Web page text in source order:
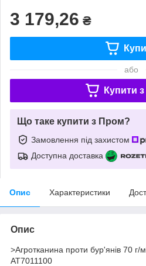
3 179,26 ₴
або
Купити з
Що таке купити з Пром?
Замовлення під захистом
Доступна доставка
Опис Характеристики
Опис
>Агротканина проти бур'янів 70 г/
AT7011100